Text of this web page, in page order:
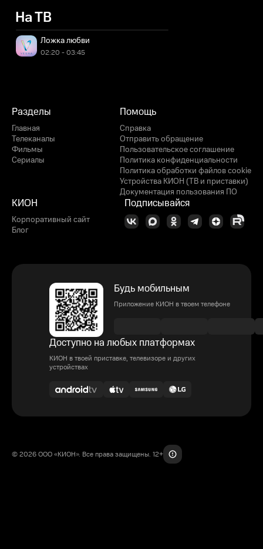
На ТВ
Ложка любви
02:20 - 03:45
Разделы
Главная
Телеканалы
Фильмы
Сериалы
Помощь
Справка
Отправить обращение
Пользовательское соглашение
Политика конфиденциальности
Политика обработки файлов cookie
Устройства КИОН (ТВ и приставки)
Документация пользования ПО
КИОН
Корпоративный сайт
Блог
Подписывайся
Будь мобильным
Приложение КИОН в твоем телефоне
Доступно на любых платформах
КИОН в твоей приставке, телевизоре и других
устройствах
© 2026 ООО «КИОН». Все права защищены. 12+